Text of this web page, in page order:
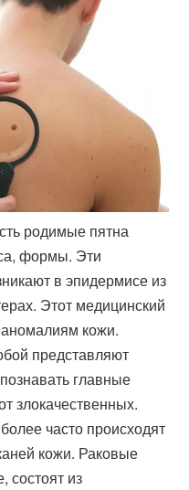
родимые пятна
формы. Эти
в эпидермисе из
Этот медицинский
кожи.
представляют
главные
злокачественных.
часто происходят
кожи. Раковые
состоят из